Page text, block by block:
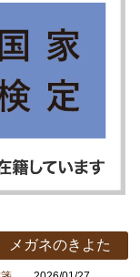
メガネのきよた